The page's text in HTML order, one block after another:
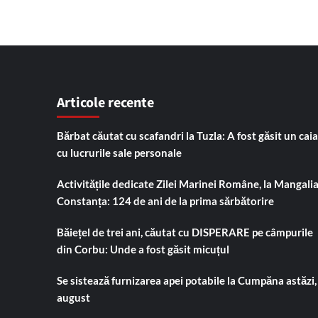
Articole recente
Bărbat căutat cu scafandri la Tuzla: A fost găsit un
cu lucrurile sale personale
Activitățile dedicate Zilei Marinei Române, la
Constanța: 124 de ani de la prima sărbătorire
Băiețel de trei ani, căutat cu DISPERARE pe câmpurile
din Corbu: Unde a fost găsit micuțul
Se sistează furnizarea apei potabile la Cumpăna
august